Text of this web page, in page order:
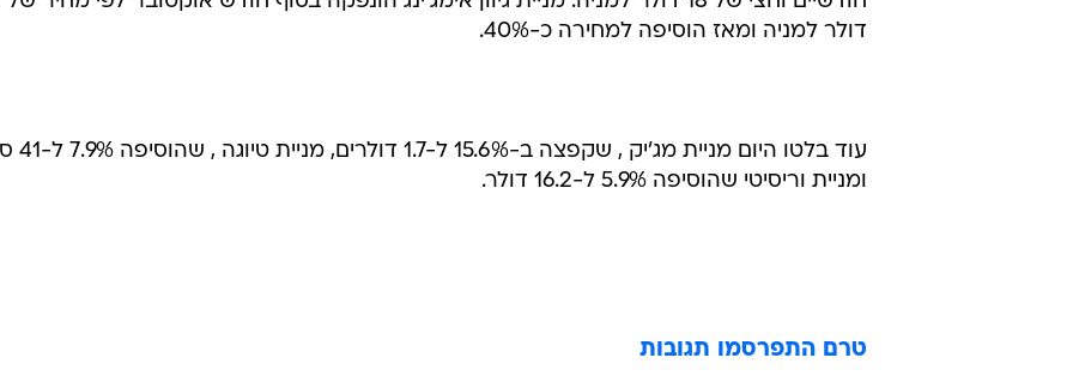
דולר למניה ומאז הוסיפה למחירה כ-40%.
עוד בלטו היום מניית
ומניית וריסיטי שהוסיפה 5.9% ל-16.2 דולר.
טרם התפרסמו תגובות